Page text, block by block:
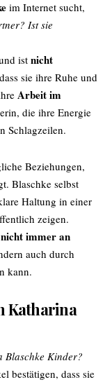
im Internet sucht,
Ist sie
istnicht
sie ihre Ruhe und
Arbeit im
die ihre Energie
Schlagzeilen.
Beziehungen,
Blaschke selbst
Haltung in einer
zeigen.
nicht immer an
auch durch
kann.
Katharina
Blaschke Kinder?
bestätigen, dass sie